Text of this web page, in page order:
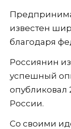
известен
благодаря
Россиянин
успешный
России.
Со своими